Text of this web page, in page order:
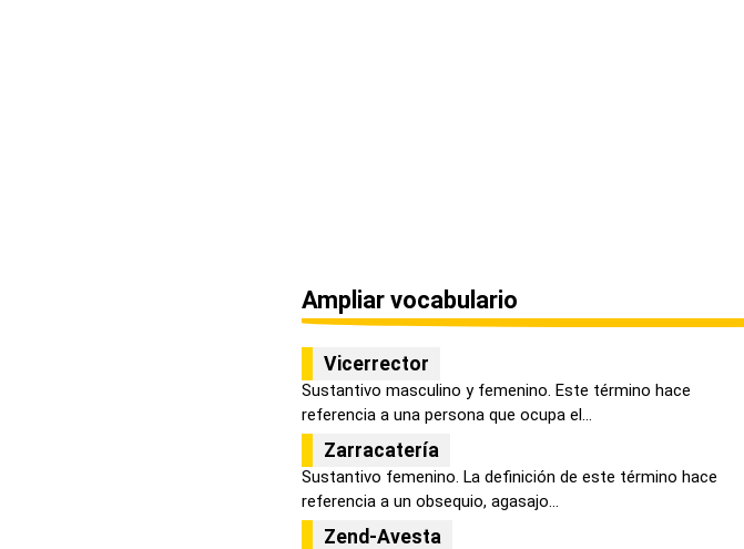
Ampliar vocabulario
Vicerrector
Sustantivo masculino y femenino. Este término hace
referencia a una persona que ocupa el...
Zarracatería
Sustantivo femenino. La definición de este término hace
referencia a un obsequio, agasajo...
Zend-Avesta